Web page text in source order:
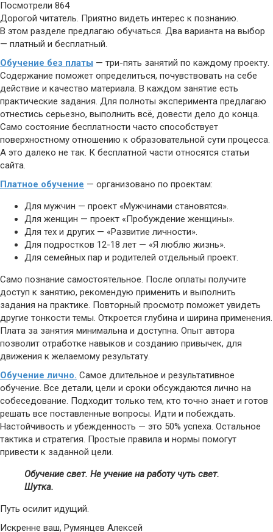
Посмотрели 864
Дорогой читатель. Приятно видеть интерес к познанию.
В этом разделе предлагаю обучаться. Два варианта на выбор
— платный и бесплатный.
Обучение без платы — три-пять занятий по каждому проекту.
Содержание поможет определиться, почувствовать на себе
действие и качество материала. В каждом занятие есть
практические задания. Для полноты эксперимента предлагаю
отнестись серьезно, выполнить всё, довести дело до конца.
Само состояние бесплатности часто способствует
поверхностному отношению к образовательной сути процесса.
А это далеко не так. К бесплатной части относятся статьи
сайта.
Платное обучение — организовано по проектам:
Для мужчин — проект «Мужчинами становятся».
Для женщин — проект «Пробуждение женщины».
Для тех и других — «Развитие личности».
Для подростков 12-18 лет — «Я люблю жизнь».
Для семейных пар и родителей отдельный проект.
Само познание самостоятельное. После оплаты получите
доступ к занятию, рекомендую применить и выполнить
задания на практике. Повторный просмотр поможет увидеть
другие тонкости темы. Откроется глубина и ширина применения.
Плата за занятия минимальна и доступна. Опыт автора
позволит отработке навыков и созданию привычек, для
движения к желаемому результату.
Обучение лично. Самое длительное и результативное
обучение. Все детали, цели и сроки обсуждаются лично на
собеседование. Подходит только тем, кто точно знает и готов
решать все поставленные вопросы. Идти и побеждать.
Настойчивость и убежденность — это 50% успеха. Остальное
тактика и стратегия. Простые правила и нормы помогут
привести к заданной цели.
Обучение свет. Не учение на работу чуть свет.
Шутка.
Путь осилит идущий.
Искренне ваш, Румянцев Алексей